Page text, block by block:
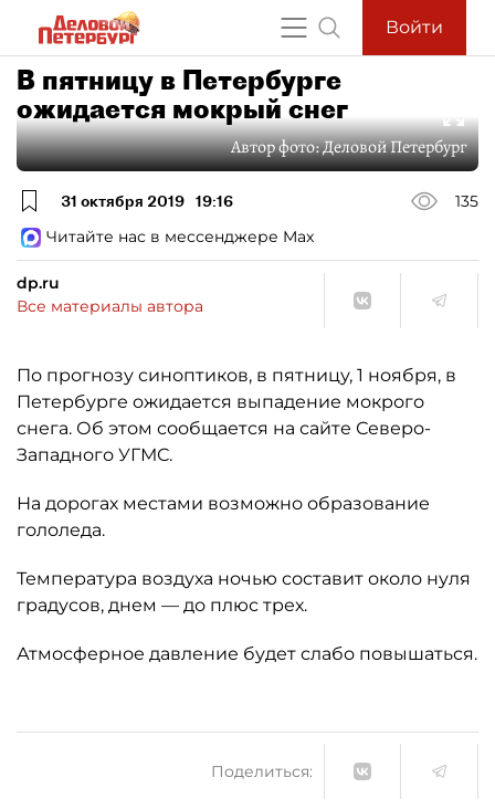
Войти
В пятницу в Петербурге
ожидается мокрый снег
Автор фото:Деловой Петербург
31 октября 2019 19:16
135
Читайте нас в мессенджере Max
dp.ru
Все материалы автора
По прогнозу синоптиков, в пятницу, 1 ноября, в
Петербурге ожидается выпадение мокрого
снега. Об этом сообщается на сайте Северо-
Западного УГМС.
На дорогах местами возможно образование
гололеда.
Температура воздуха ночью составит около нуля
градусов, днем — до плюс трех.
Атмосферное давление будет слабо повышаться.
Поделиться: